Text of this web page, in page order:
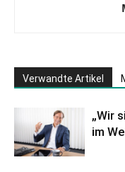
Verwandte Artikel
„Wir
im